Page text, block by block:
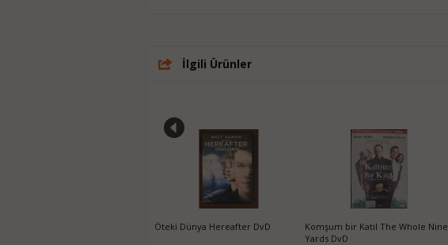
İlgili Ürünler
Öteki Dünya Hereafter DvD
Komşum bir Katil The Whole Nine
Yards DvD